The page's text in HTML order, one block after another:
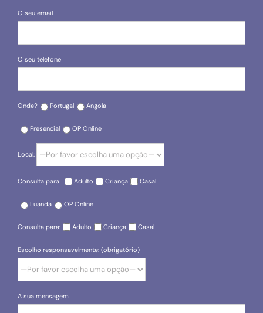
O seu email
O seu telefone
Onde? Portugal Angola
Presencial OP Online
Local:
Consulta para: Adulto Criança Casal
Luanda OP Online
Consulta para: Adulto Criança Casal
Escolho responsavelmente: (obrigatório)
A sua mensagem